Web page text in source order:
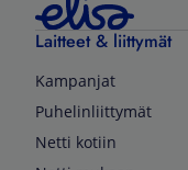
Laitteet & liittymät
Kampanjat
Puhelinliittymät
Netti kotiin